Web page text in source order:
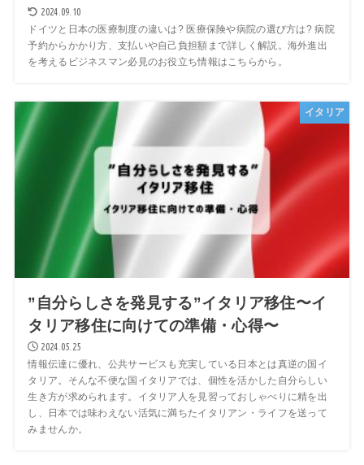
2024.09.10
ドイツと日本の医療制度の違いは? 医療保険や病院の選び方は? 病院
予約からかかり方、支払いや自己負担額まで詳しく解説。海外進出
を考えるビジネスマン必見のお役立ち情報はこちらから。
イタリア
”自分らしさを発見する”イタリア移住〜イ
タリア移住に向けての準備・心得〜
2024.05.25
情報伝達に優れ、公共サービスも充実している日本とは真逆の国イ
タリア。そんな不便な国イタリアでは、個性を活かした自分らしい
生き方が求められます。イタリア人を見習っておしゃべりに精を出
し、日本では味わえない活気に満ちたイタリアン・ライフを送って
みませんか。